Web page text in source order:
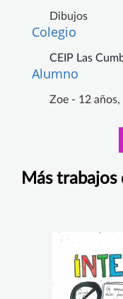
Dibujos
Colegio
CEIP Las
Alumno
Zoe - 12 años,
Más trabajos